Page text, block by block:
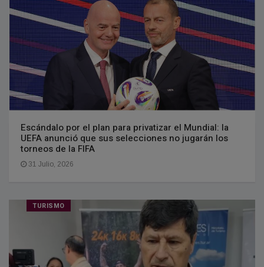
Escándalo por el plan para privatizar el Mundial: la
UEFA anunció que sus selecciones no jugarán los
torneos de la FIFA
31 Julio, 2026
TURISMO